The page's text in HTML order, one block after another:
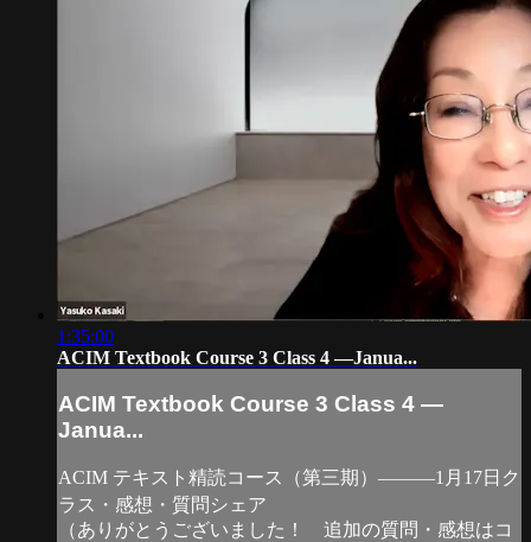
1:35:00
ACIM Textbook Course 3 Class 4 —Janua...
ACIM Textbook Course 3 Class 4 —
Janua...
ACIM テキスト精読コース（第三期）―――1月17日ク
ラス・感想・質問シェア
（ありがとうございました！ 追加の質問・感想はコ